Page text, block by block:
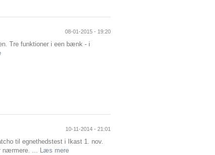
08-01-2015 - 19:20
Tre funktioner i een bænk - i
10-11-2014 - 21:01
til egnethedstest i Ikast 1. nov.
nærmere. ... Læs mere